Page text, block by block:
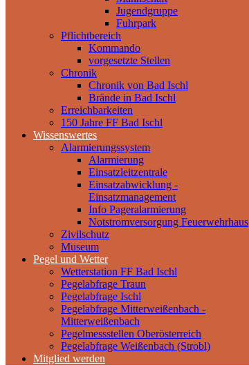
Jugendgruppe
Fuhrpark
Pflichtbereich
Kommando
vorgesetzte Stellen
Chronik
Chronik von Bad Ischl
Brände in Bad Ischl
Erreichbarkeiten
150 Jahre FF Bad Ischl
Wissenswertes
Alarmierungssystem
Alarmierung
Einsatzleitzentrale
Einsatzabwicklung -
Einsatzmanagement
Info Pageralarmierung
Notstromversorgung Feuerwehrhaus
Zivilschutz
Museum
Pegel und Wetter
Wetterstation FF Bad Ischl
Pegelabfrage Traun
Pegelabfrage Ischl
Pegelabfrage Mitterweißenbach -
Mitterweißenbach
Pegelmessstellen Oberösterreich
Pegelabfrage Weißenbach (Strobl)
Mitglied werden